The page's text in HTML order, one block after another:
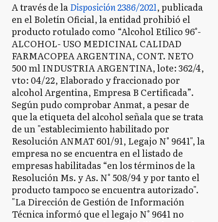
A través de laDisposición 2386/2021, publicada
en el Boletín Oficial, la entidad prohibió el
producto rotulado como “Alcohol Etílico 96°-
ALCOHOL- USO MEDICINAL CALIDAD
FARMACOPEA ARGENTINA, CONT. NETO
500 ml INDUSTRIA ARGENTINA, lote: 362/4,
vto: 04/22, Elaborado y fraccionado por
alcohol Argentina, Empresa B Certificada”.
Según pudo comprobar Anmat, a pesar de
que la etiqueta del alcohol señala que se trata
de un "establecimiento habilitado por
Resolución ANMAT 601/91, Legajo N° 9641", la
empresa no se encuentra en el listado de
empresas habilitadas “en los términos de la
Resolución Ms. y As. N° 508/94 y por tanto el
producto tampoco se encuentra autorizado".
"La Dirección de Gestión de Información
Técnica informó que el legajo N° 9641 no